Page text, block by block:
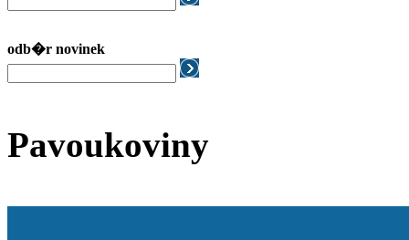
odb�r novinek
Pavoukoviny